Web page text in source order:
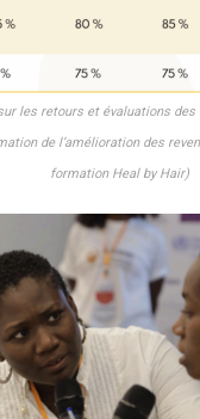
les retours et évaluations
de l’amélioration des
formation Heal by Hair)